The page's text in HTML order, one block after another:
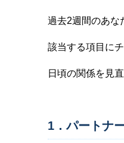
過去2週間のあな
該当する項目に
日頃の関係を見
1．パートナ